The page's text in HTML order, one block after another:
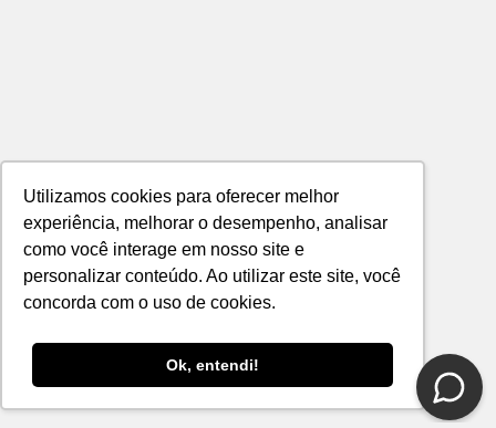
Utilizamos cookies para oferecer melhor
experiência, melhorar o desempenho, analisar
como você interage em nosso site e
personalizar conteúdo. Ao utilizar este site, você
concorda com o uso de cookies.
Ok, entendi!